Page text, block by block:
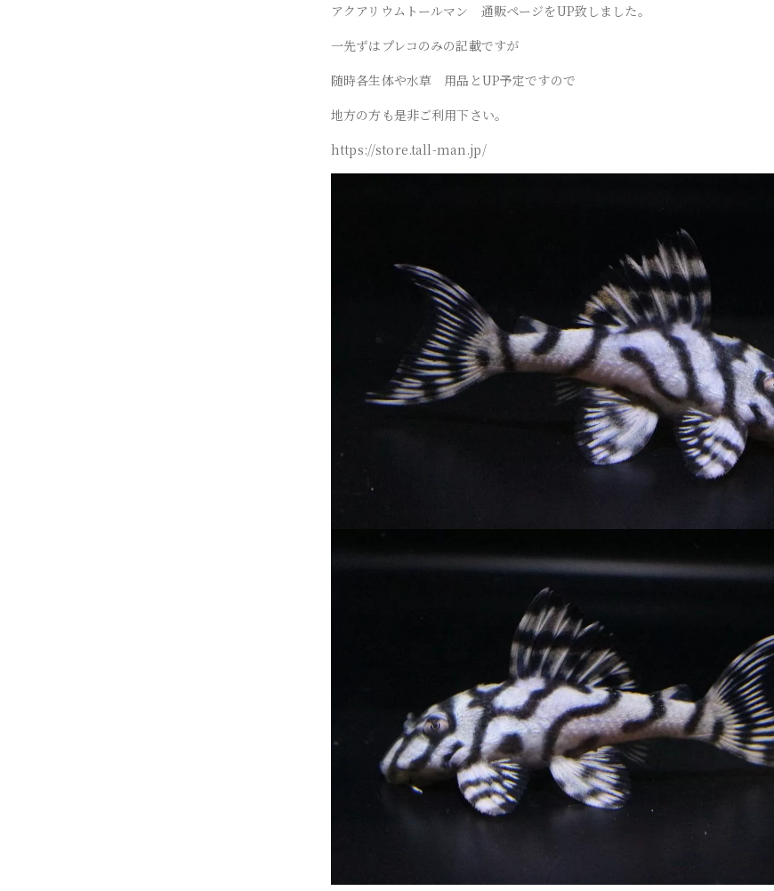
アクアリウムトールマン 通販ページをUP致しました。
一先ずはプレコのみの記載ですが
随時各生体や水草 用品とUP予定ですので
地方の方も是非ご利用下さい。
https://store.tall-man.jp/